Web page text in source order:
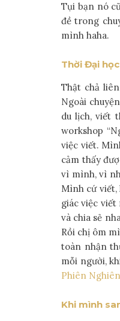
Tụi bạn nó
đề trong
mình haha.
Thời Đại
Thật chả
Ngoài
du lịch, viết
workshop
việc viết.
cảm thấy
vì mình, vì
Mình cứ viết,
giác việc
và chia sẻ
Rồi chị ôm
toàn nhận
mỗi người,
Phiên Nghiên
Khi mình